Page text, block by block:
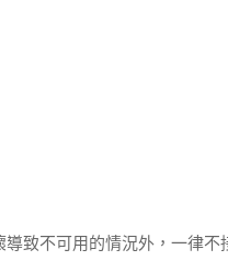
致不可用的情況外，一律不